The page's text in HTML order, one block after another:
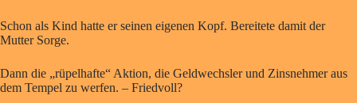
Schon als Kind hatte er seinen eigenen Kopf. Bereitete damit der
Mutter Sorge.
Dann die „rüpelhafte“ Aktion, die Geldwechsler und Zinsnehmer aus
dem Tempel zu werfen. – Friedvoll?